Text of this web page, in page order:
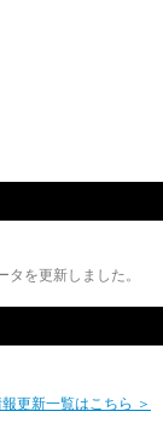
を更新しました。
更新一覧はこちら ＞